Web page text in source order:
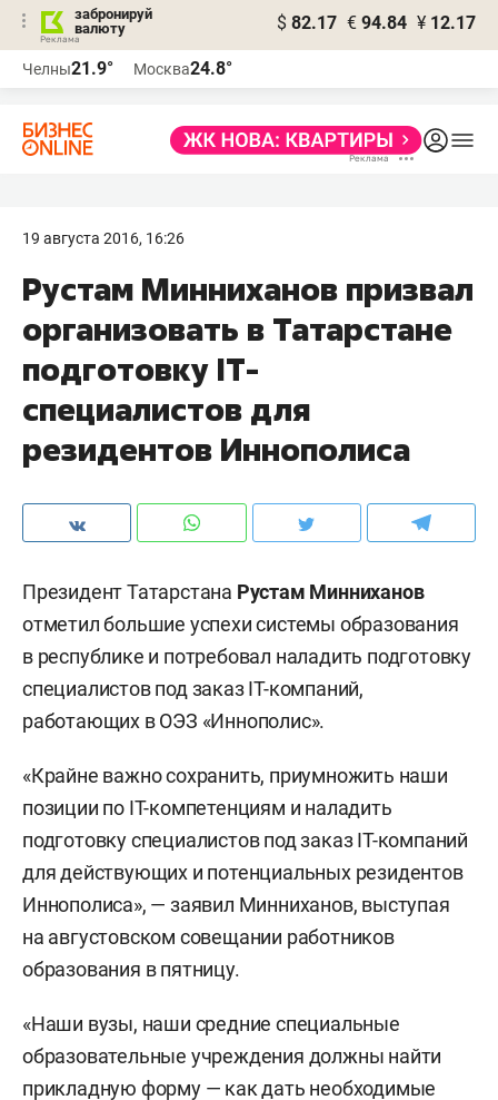
забронируй
валюту
$ 82.17 € 94.84 ¥ 12.17
Челны21.9° Москва24.8°
19 августа 2016, 16:26
Рустам Минниханов призвал
организовать в Татарстане
подготовку IT-
специалистов для
резидентов Иннополиса
Президент Татарстана Рустам Минниханов
отметил большие успехи системы образования
в республике и потребовал наладить подготовку
специалистов под заказ IT-компаний,
работающих в ОЭЗ «Иннополис».
«Крайне важно сохранить, приумножить наши
позиции по IT-компетенциям и наладить
подготовку специалистов под заказ IT-компаний
для действующих и потенциальных резидентов
Иннополиса», — заявил Минниханов, выступая
на августовском совещании работников
образования в пятницу.
«Наши вузы, наши средние специальные
образовательные учреждения должны найти
прикладную форму — как дать необходимые